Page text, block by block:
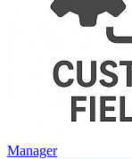
Manager